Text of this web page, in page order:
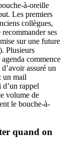
à-oreille
Les premiers
collègues,
ses
sur une future
Plusieurs
commence
assuré un
un mail
d’un rappel
volume de
le bouche-à-
quand on